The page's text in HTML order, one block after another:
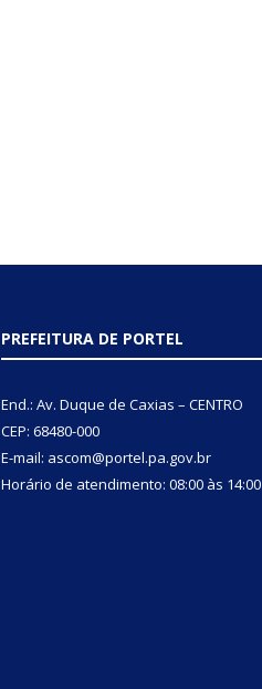
PREFEITURA DE PORTEL
End.: Av. Duque de Caxias – CENTRO
CEP: 68480-000
E-mail: ascom@portel.pa.gov.br
Horário de atendimento: 08:00 às 14:00